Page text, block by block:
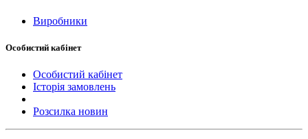
Виробники
Особистий кабінет
Особистий кабінет
Історія замовлень
Розсилка новин